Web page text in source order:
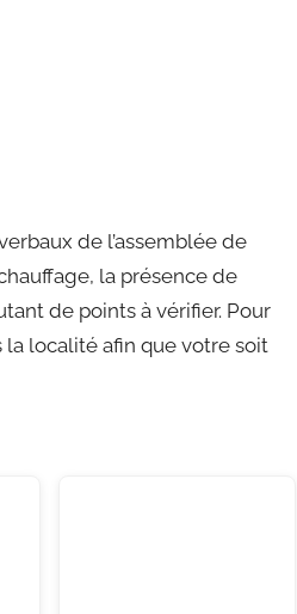
de l’assemblée de
la présence de
de points à vérifier. Pour
localité afin que votre soit